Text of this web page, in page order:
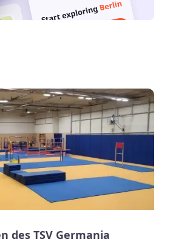
des TSV Germania